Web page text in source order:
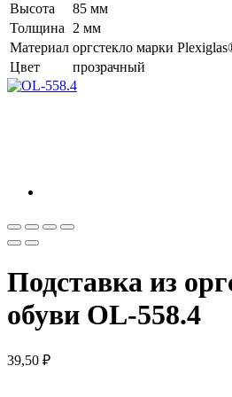
Высота
85 мм
Толщина 2 мм
Материал оргстекло марки
Цвет
прозрачный
Подставка из
обуви OL-558.4
39,50 ₽